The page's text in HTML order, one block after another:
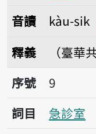
音讀
kàu-sik
釋義
（臺華
序號9急診室
序號
9
詞目
急診室